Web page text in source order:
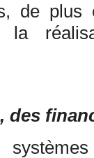
de plus
des